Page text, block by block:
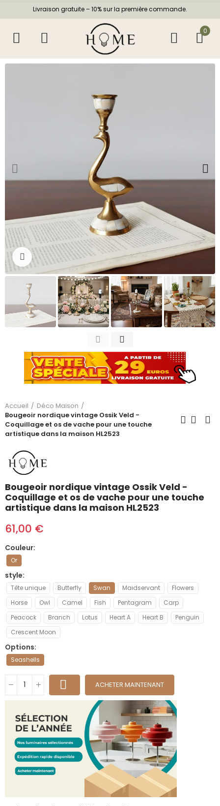
Livraison gratuite – 10% sur la première commande.
0
Cliquez pour agrandir
Accueil
Déco Maison
Bougeoir nordique vintage Ossik Veld -
Coquillage et os de vache pour une touche
artistique dans la maison HL2523
Bougeoir nordique vintage Ossik Veld -
Coquillage et os de vache pour une touche
artistique dans la maison HL2523
61,00 €
Couleur
Or
style
Tête unique Butterfly Swan Maidservant
Flowers
Horse
Owl Camel Fish Pentagram
Carp
Peacock
Branch Lotus Heart A Heart B
Penguin
Crescent Moon
Options
Seashells
ACHETER MAINTENANT